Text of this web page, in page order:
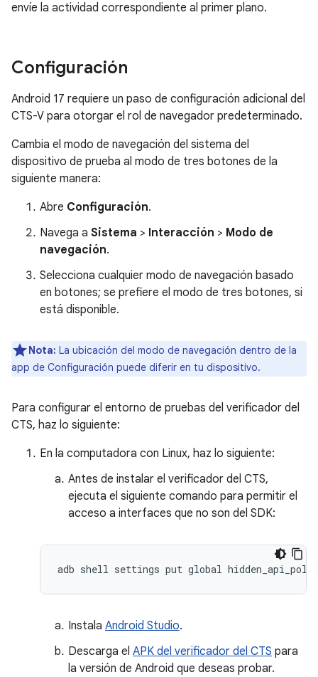
envíe la actividad correspondiente al primer plano.
Configuración
Android 17 requiere un paso de configuración adicional del
CTS-V para otorgar el rol de navegador predeterminado.
Cambia el modo de navegación del sistema del
dispositivo de prueba al modo de tres botones de la
siguiente manera:
Abre Configuración.
Navega a Sistema > Interacción > Modo de
navegación.
Selecciona cualquier modo de navegación basado
en botones; se prefiere el modo de tres botones, si
está disponible.
Nota: La ubicación del modo de navegación dentro de la
app de Configuración puede diferir en tu dispositivo.
Para configurar el entorno de pruebas del verificador del
CTS, haz lo siguiente:
En la computadora con Linux, haz lo siguiente:
Antes de instalar el verificador del CTS,
ejecuta el siguiente comando para permitir el
acceso a interfaces que no son del SDK:
Instala Android Studio.
Descarga el APK del verificador del CTS para
la versión de Android que deseas probar.